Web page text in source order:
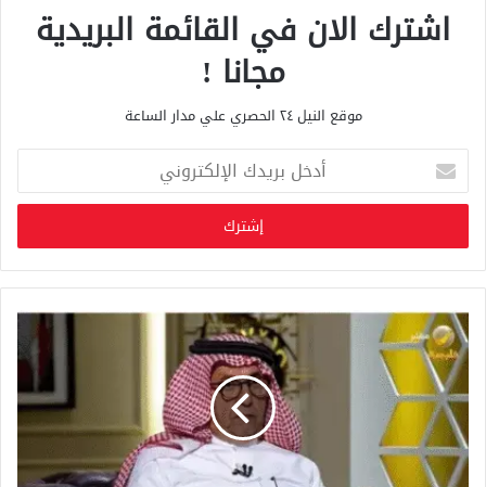
اشترك الان في القائمة البريدية
مجانا !
موقع النيل ٢٤ الحصري علي مدار الساعة
خ
ب
ر
ي
د
ك
ا
ل
إ
ل
ك